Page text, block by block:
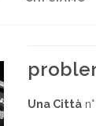
Una Città n°